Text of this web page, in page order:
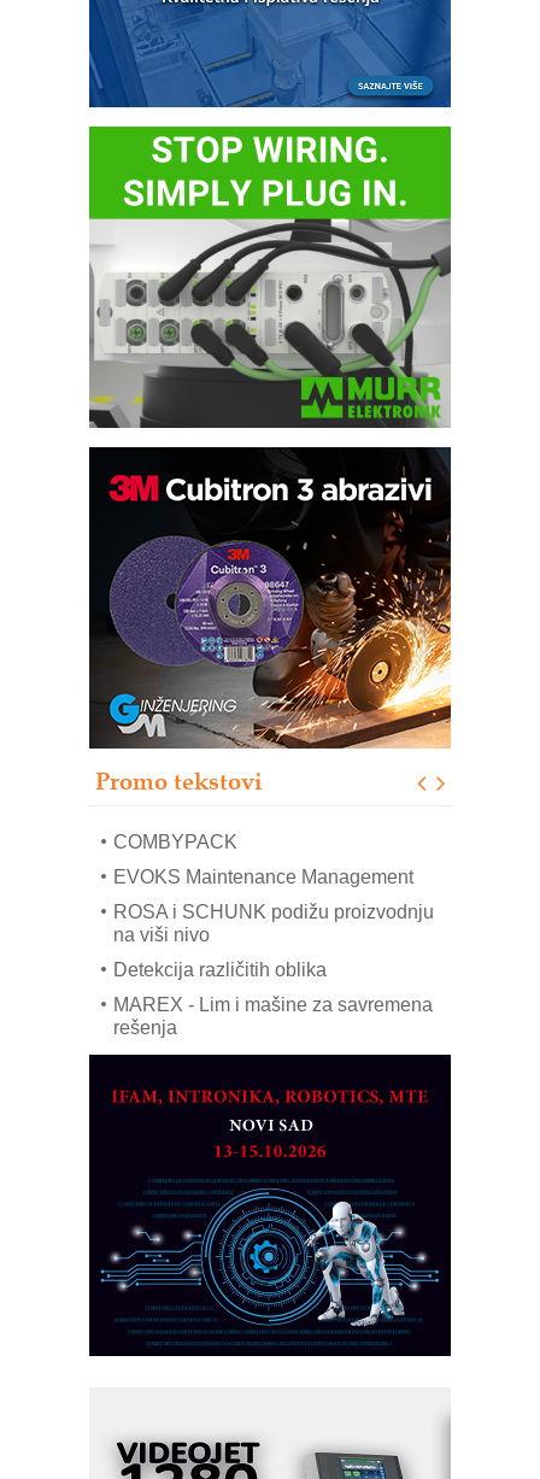
Promo tekstovi
Bezbednost na prvom mestu!
IB BLUMENAUER - više od 40 godina
poverenja u industriji
RMQ-TITAN ADVANCED INDICATOR
– Pametna signalizacija za efikasnije
upravljanje mašinama
Sigurnije ispitivanje transformatora u
solarnim elektranama i vetroparkovima
Pranje točkova na gradilištu- standard
modernog i odgovornog građenja
mrežnog pretvarača sa tečnim
COMBYPACK
EVOKS Maintenance Management
ROSA i SCHUNK podižu proizvodnju
na viši nivo
Detekcija različitih oblika
MAREX - Lim i mašine za savremena
rešenja
partner
CTO - Prilagodite svoju toplinsku
Razvoj asortimanskog pravca MINI-
PLC AKYTEC
AUKOM: Svetski standard metrologije
dostupan u Srbiji
MOTOMAN – NEXT-Robotika vođena
veštačkom inteligencijom
I.SAFE MOBILE revolucioniše
Fleksibilno stezanje i brzo
podešavanje u proizvodnji prototipova